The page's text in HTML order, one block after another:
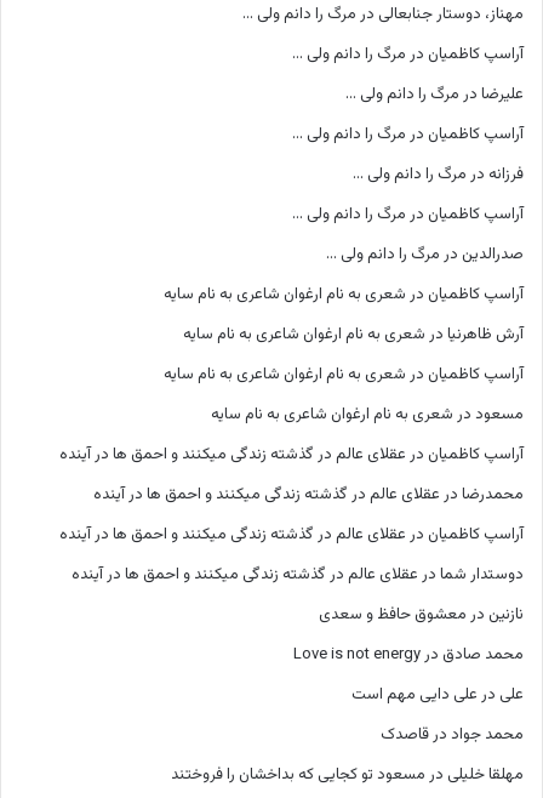
مهناز، دوستار جنابعالی در مرگ را دانم ولی …
آراسپ کاظمیان در مرگ را دانم ولی …
علیرضا در مرگ را دانم ولی …
آراسپ کاظمیان در مرگ را دانم ولی …
فرزانه در مرگ را دانم ولی …
آراسپ کاظمیان در مرگ را دانم ولی …
صدرالدین در مرگ را دانم ولی …
آراسپ کاظمیان در شعری به نام ارغوان شاعری به نام سایه
آرش ظاهرنیا در شعری به نام ارغوان شاعری به نام سایه
آراسپ کاظمیان در شعری به نام ارغوان شاعری به نام سایه
مسعود در شعری به نام ارغوان شاعری به نام سایه
آراسپ کاظمیان در عقلای عالم در گذشته زندگی میکنند و احمق ها در آینده
محمدرضا در عقلای عالم در گذشته زندگی میکنند و احمق ها در آینده
آراسپ کاظمیان در عقلای عالم در گذشته زندگی میکنند و احمق ها در آینده
دوستدار شما در عقلای عالم در گذشته زندگی میکنند و احمق ها در آینده
نازنین در معشوق حافظ و سعدی
محمد صادق در Love is not energy
علی در علی دایی مهم است
محمد جواد در قاصدک
مهلقا خلیلی در مسعود تو کجایی که بداخشان را فروختند